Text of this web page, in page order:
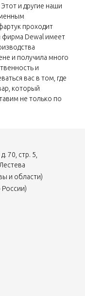
и другие наши
проходит
фирма Dewal имеет
и получила много
и
вас в том, где
который
не только по
70, стр. 5,
и области)